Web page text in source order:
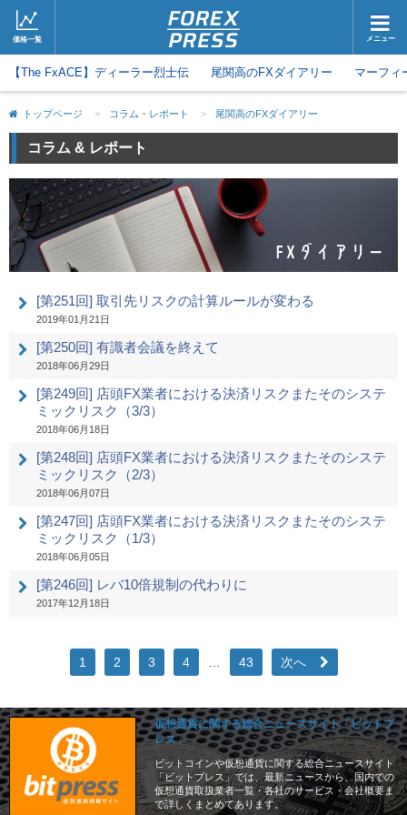
価格一覧 メニュー
ホーム ニュース
取引会社 マーケット
コラム・レポート
ツイッター 動画
【The FxACE】ディーラー烈士伝 尾関高のFXダイアリー マーフィ
トップページ > コラム・レポート > 尾関高のFXダイアリー
コラム & レポート
[第251回] 取引先リスクの計算ルールが変わる
2019年01月21日
[第250回] 有識者会議を終えて
2018年06月29日
[第249回] 店頭FX業者における決済リスクまたそのシステ
ミックリスク（3/3）
2018年06月18日
[第248回] 店頭FX業者における決済リスクまたそのシステ
ミックリスク（2/3）
2018年06月07日
[第247回] 店頭FX業者における決済リスクまたそのシステ
ミックリスク（1/3）
2018年06月05日
[第246回] レバ10倍規制の代わりに
2017年12月18日
1 2 3 4 43 次へ
仮想通貨に関する総合ニュースサイト「ビットプ
レス」
ビットコインや仮想通貨に関する総合ニュースサイト
「ビットプレス」では、最新ニュースから、国内での
仮想通貨取扱業者一覧・各社のサービス・会社概要ま
で詳しくまとめてあります。